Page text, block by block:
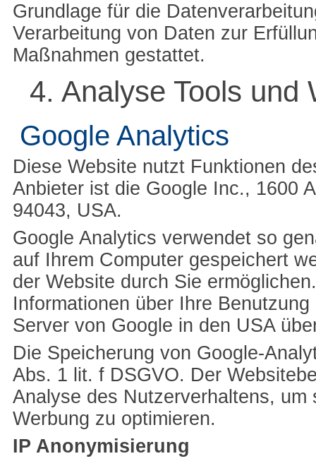
Grundlage für die
Verarbeitung von Daten zur
Maßnahmen gestattet.
4. Analyse Tools und
Google Analytics
Diese Website nutzt Funktionen
Anbieter ist die Google Inc., 1600
94043, USA.
Google Analytics verwendet so
auf Ihrem Computer gespeichert
der Website durch Sie
Informationen über Ihre
Server von Google in den USA
Die Speicherung von Google-
Abs. 1 lit. f DSGVO. Der
Analyse des Nutzerverhaltens,
Werbung zu optimieren.
IP Anonymisierung